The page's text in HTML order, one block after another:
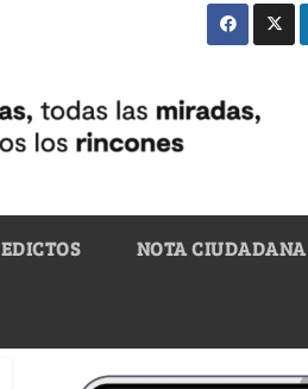
EDICTOS NOTA CIUDADANA